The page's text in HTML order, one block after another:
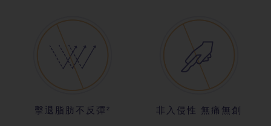
擊退脂肪不反 彈² 非入侵性 無痛 無創